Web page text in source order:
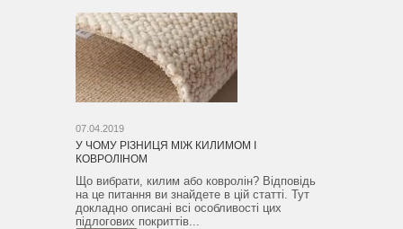
07.04.2019
У ЧОМУ РІЗНИЦЯ МІЖ КИЛИМОМ І
КОВРОЛІНОМ
Що вибрати, килим або ковролін? Відповідь
на це питання ви знайдете в цій статті. Тут
докладно описані всі особливості цих
підлогових покриттів...